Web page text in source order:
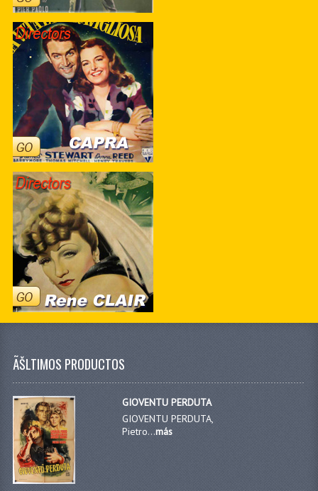
ÃŠLTIMOS PRODUCTOS
GIOVENTU PERDUTA
GIOVENTU PERDUTA,
Pietro...más